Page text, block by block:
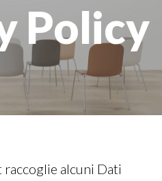
Policy
alcuni Dati